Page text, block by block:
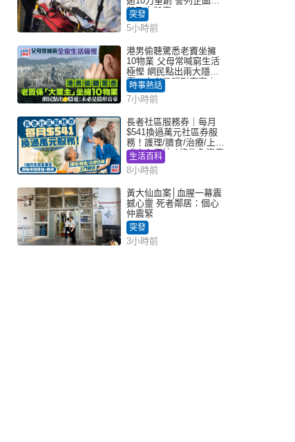
殺及自殺案
突發
5小時前
港男偷聽驚悉老竇坐擁
10物業 父母常喊窮生活
極慳 網民點出兩大隱
憂：未必是隱形富豪｜
Juicy叮
時事熱話
7小時前
長者社區服務券｜每月
$541換過萬元社區券服
務！護理/膳食/治療/上門
或中心任揀 1條件免資產
審查（附申請資格及教
學）
生活百科
8小時前
黃大仙血案│血腥一幕震
撼心靈 死者鄰居：個心
仲震緊
突發
3小時前